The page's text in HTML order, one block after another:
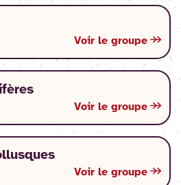
Voir le groupe
Voir le groupe
Voir le groupe